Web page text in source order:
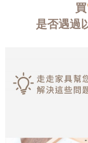
買
是否遇過